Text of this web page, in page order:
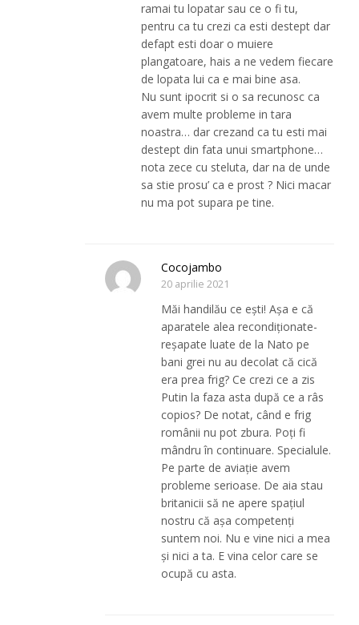
ramai tu lopatar sau ce o fi tu,
pentru ca tu crezi ca esti destept dar
defapt esti doar o muiere
plangatoare, hais a ne vedem fiecare
de lopata lui ca e mai bine asa.
Nu sunt ipocrit si o sa recunosc ca
avem multe probleme in tara
noastra… dar crezand ca tu esti mai
destept din fata unui smartphone…
nota zece cu steluta, dar na de unde
sa stie prosu’ ca e prost ? Nici macar
nu ma pot supara pe tine.
Cocojambo
20 aprilie 2021
Măi handilău ce ești! Așa e că
aparatele alea recondiționate-
reșapate luate de la Nato pe
bani grei nu au decolat că cică
era prea frig? Ce crezi ce a zis
Putin la faza asta după ce a râs
copios? De notat, când e frig
românii nu pot zbura. Poți fi
mândru în continuare. Specialule.
Pe parte de aviație avem
probleme serioase. De aia stau
britanicii să ne apere spațiul
nostru că așa competenți
suntem noi. Nu e vine nici a mea
și nici a ta. E vina celor care se
ocupă cu asta.